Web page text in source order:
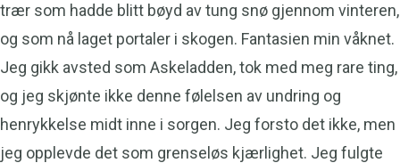
trær som hadde blitt bøyd av tung snø gjennom vinteren,
og som nå laget portaler i skogen. Fantasien min våknet.
Jeg gikk avsted som Askeladden, tok med meg rare ting,
og jeg skjønte ikke denne følelsen av undring og
henrykkelse midt inne i sorgen. Jeg forsto det ikke, men
jeg opplevde det som grenseløs kjærlighet. Jeg fulgte